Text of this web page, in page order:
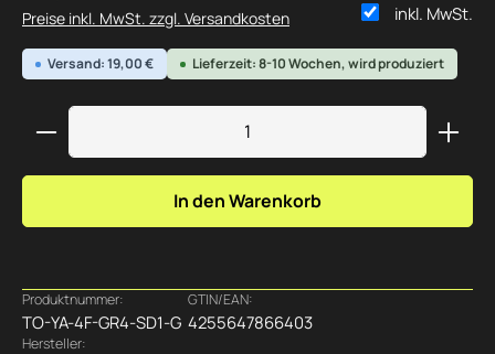
inkl. MwSt.
Preise inkl. MwSt. zzgl. Versandkosten
Versand: 19,00 € Lieferzeit: 8-10 Wochen, wird produziert
Produkt Anzahl: Gib den gewünschten Wert ein
In den Warenkorb
Produktnummer:
TO-YA-4F-GR4-SD1-G
GTIN/EAN:
4255647866403
Hersteller: